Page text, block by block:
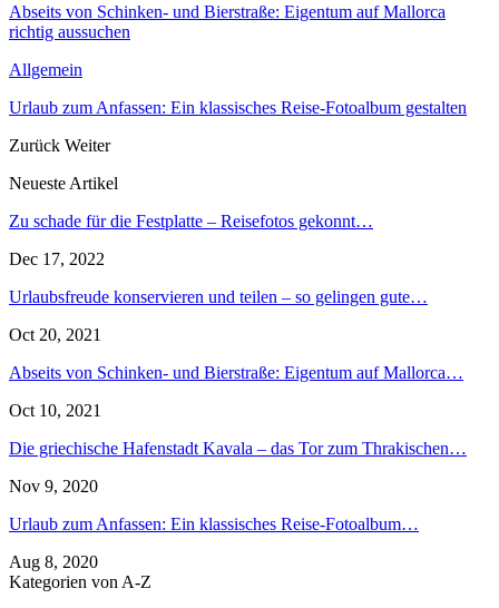
Abseits von Schinken- und Bierstraße: Eigentum auf Mallorca
richtig aussuchen
Allgemein
Urlaub zum Anfassen: Ein klassisches Reise-Fotoalbum gestalten
Zurück Weiter
Neueste Artikel
Zu schade für die Festplatte – Reisefotos gekonnt…
Dec 17, 2022
Urlaubsfreude konservieren und teilen – so gelingen gute…
Oct 20, 2021
Abseits von Schinken- und Bierstraße: Eigentum auf Mallorca…
Oct 10, 2021
Die griechische Hafenstadt Kavala – das Tor zum Thrakischen…
Nov 9, 2020
Urlaub zum Anfassen: Ein klassisches Reise-Fotoalbum…
Aug 8, 2020
Kategorien von A-Z